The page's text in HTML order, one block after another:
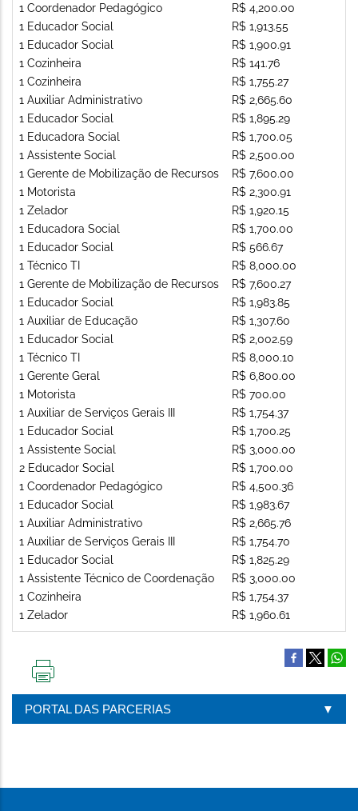
1 Coordenador Pedagógico
1 Educador Social
1 Educador Social
1 Cozinheira
1 Cozinheira
1 Auxiliar Administrativo
1 Educador Social
1 Educadora Social
1 Assistente Social
1 Gerente de Mobilização de Recursos
1 Motorista
1 Zelador
1 Educadora Social
1 Educador Social
1 Técnico TI
1 Gerente de Mobilização de Recursos
1 Educador Social
1 Auxiliar de Educação
1 Educador Social
1 Técnico TI
1 Gerente Geral
1 Motorista
1 Auxiliar de Serviços Gerais III
1 Educador Social
1 Assistente Social
2 Educador Social
1 Coordenador Pedagógico
1 Educador Social
1 Auxiliar Administrativo
1 Auxiliar de Serviços Gerais III
1 Educador Social
1 Assistente Técnico de Coordenação
1 Cozinheira
1 Zelador
R$ 4,200.00
R$ 1,913.55
R$ 1,900.91
R$ 141.76
R$ 1,755.27
R$ 2,665.60
R$ 1,895.29
R$ 1,700.05
R$ 2,500.00
R$ 7,600.00
R$ 2,300.91
R$ 1,920.15
R$ 1,700.00
R$ 566.67
R$ 8,000.00
R$ 7,600.27
R$ 1,983.85
R$ 1,307.60
R$ 2,002.59
R$ 8,000.10
R$ 6,800.00
R$ 700.00
R$ 1,754.37
R$ 1,700.25
R$ 3,000.00
R$ 1,700.00
R$ 4,500.36
R$ 1,983.67
R$ 2,665.76
R$ 1,754.70
R$ 1,825.29
R$ 3,000.00
R$ 1,754.37
R$ 1,960.61
PÁGINA
PORTAL DAS PARCERIAS